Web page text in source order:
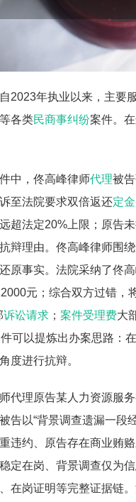
2023年执业以来，主要
各类民商事纠纷案件。
中，佟高峰律师代理被
至法院要求双倍返还定金
超法定20%上限；原告
辩理由。佟高峰律师围
还原事实。法院采纳了佟
元；综合双方过错，
诉讼请求 ； 案件受理费大
可以提炼出办案思路：在
度进行抗辩。
代理原告某人力资源服
告以“背景调查遗漏一段
违约、原告存在商业贿
定在岗、背景调查仅为
在岗证明等完整证据链